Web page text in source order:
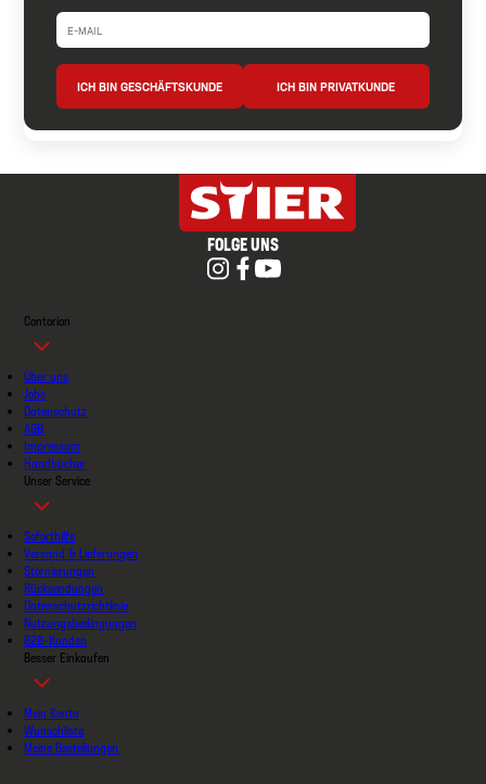
ICH BIN GESCHÄFTSKUNDE ICH BIN PRIVATKUNDE
FOLGE UNS
Contorion
Über uns
Jobs
Datenschutz
AGB
Impressum
Handbücher
Unser Service
Soforthilfe
Versand & Lieferungen
Stornierungen
Rücksendungen
Datenschutzrichtlinie
Nutzungsbedingungen
B2B-Kunden
Besser Einkaufen
Mein Konto
Wunschliste
Meine Bestellungen